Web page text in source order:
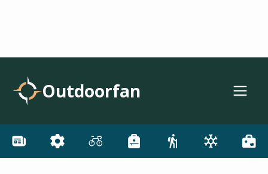
Outdoorfan